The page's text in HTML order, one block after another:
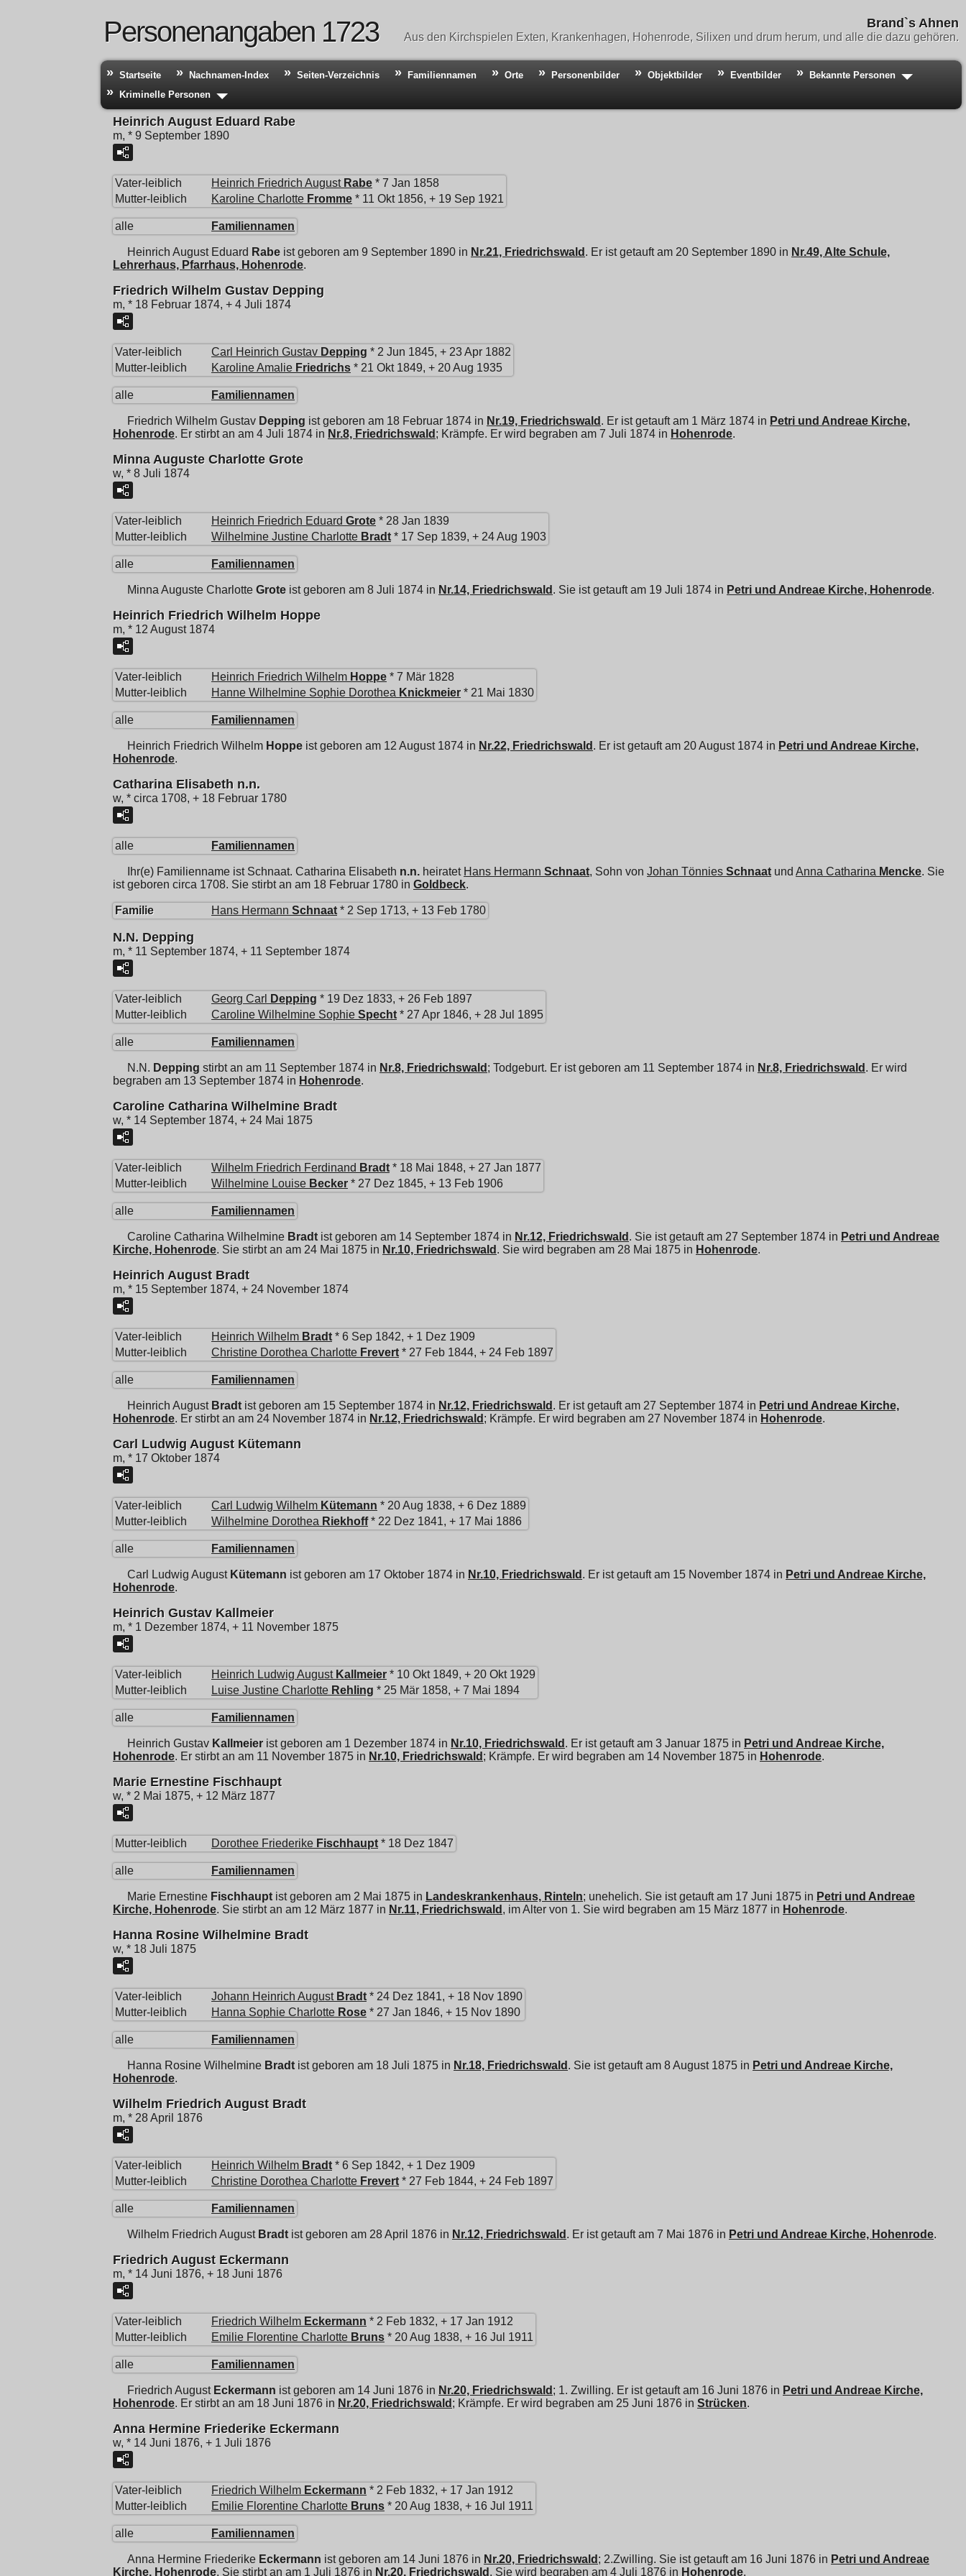
Brand`s Ahnen
Aus den Kirchspielen Exten, Krankenhagen, Hohenrode, Silixen und drum herum, und alle die dazu gehören.
Personenangaben 1723
Startseite Nachnamen-Index Seiten-Verzeichnis Familiennamen Orte Personenbilder Objektbilder Eventbilder
Bekannte Personen
Kriminelle Personen
Heinrich August Eduard Rabe
m, * 9 September 1890
Vater-leiblich Heinrich Friedrich August Rabe * 7 Jan 1858
Mutter-leiblich
Karoline Charlotte Fromme * 11 Okt 1856, + 19 Sep 1921
alle Familiennamen
Heinrich August Eduard Rabe ist geboren am 9 September 1890 in Nr.21, Friedrichswald . Er ist getauft am 20 September 1890 in Nr.49, Alte Schule,
Lehrerhaus, Pfarrhaus, Hohenrode.
Friedrich Wilhelm Gustav Depping
m, * 18 Februar 1874, + 4 Juli 1874
Vater-leiblich Carl Heinrich Gustav Depping * 2 Jun 1845, + 23 Apr 1882
Mutter-leiblich
Karoline Amalie Friedrichs * 21 Okt 1849, + 20 Aug 1935
alle Familiennamen
Friedrich Wilhelm Gustav Depping ist geboren am 18 Februar 1874 in Nr.19, Friedrichswald . Er ist getauft am 1 März 1874 in Petri und Andreae Kirche,
Hohenrode. Er stirbt an am 4 Juli 1874 in Nr.8, Friedrichswald ; Krämpfe. Er wird begraben am 7 Juli 1874 in Hohenrode.
Minna Auguste Charlotte Grote
w, * 8 Juli 1874
Vater-leiblich Heinrich Friedrich Eduard Grote * 28 Jan 1839
Mutter-leiblich
Wilhelmine Justine Charlotte Bradt * 17 Sep 1839, + 24 Aug 1903
alle Familiennamen
Minna Auguste Charlotte Grote ist geboren am 8 Juli 1874 in Nr.14, Friedrichswald . Sie ist getauft am 19 Juli 1874 in Petri und Andreae Kirche, Hohenrode.
Heinrich Friedrich Wilhelm Hoppe
m, * 12 August 1874
Vater-leiblich Heinrich Friedrich Wilhelm Hoppe * 7 Mär 1828
Mutter-leiblich
Hanne Wilhelmine Sophie Dorothea Knickmeier * 21 Mai 1830
alle Familiennamen
Heinrich Friedrich Wilhelm Hoppe ist geboren am 12 August 1874 in Nr.22, Friedrichswald . Er ist getauft am 20 August 1874 in Petri und Andreae Kirche,
Hohenrode.
Catharina Elisabeth n.n.
w, * circa 1708, + 18 Februar 1780
alle Familiennamen
Ihr(e) Familienname ist Schnaat. Catharina Elisabeth n.n. heiratet Hans Hermann Schnaat, Sohn von Johan Tönnies Schnaat und Anna Catharina Mencke. Sie
ist geboren circa 1708. Sie stirbt an am 18 Februar 1780 in Goldbeck.
Familie Hans Hermann Schnaat * 2 Sep 1713, + 13 Feb 1780
N.N. Depping
m, * 11 September 1874, + 11 September 1874
Vater-leiblich Georg Carl Depping * 19 Dez 1833, + 26 Feb 1897
Mutter-leiblich
Caroline Wilhelmine Sophie Specht * 27 Apr 1846, + 28 Jul 1895
alle Familiennamen
N.N. Depping stirbt an am 11 September 1874 in Nr.8, Friedrichswald ; Todgeburt. Er ist geboren am 11 September 1874 in Nr.8, Friedrichswald . Er wird
begraben am 13 September 1874 in Hohenrode.
Caroline Catharina Wilhelmine Bradt
w, * 14 September 1874, + 24 Mai 1875
Vater-leiblich Wilhelm Friedrich Ferdinand Bradt * 18 Mai 1848, + 27 Jan 1877
Mutter-leiblich
Wilhelmine Louise Becker * 27 Dez 1845, + 13 Feb 1906
alle Familiennamen
Caroline Catharina Wilhelmine Bradt ist geboren am 14 September 1874 in Nr.12, Friedrichswald . Sie ist getauft am 27 September 1874 in Petri und Andreae
Kirche, Hohenrode. Sie stirbt an am 24 Mai 1875 in Nr.10, Friedrichswald . Sie wird begraben am 28 Mai 1875 in Hohenrode.
Heinrich August Bradt
m, * 15 September 1874, + 24 November 1874
Vater-leiblich Heinrich Wilhelm Bradt * 6 Sep 1842, + 1 Dez 1909
Mutter-leiblich
Christine Dorothea Charlotte Frevert * 27 Feb 1844, + 24 Feb 1897
alle Familiennamen
Heinrich August Bradt ist geboren am 15 September 1874 in Nr.12, Friedrichswald . Er ist getauft am 27 September 1874 in Petri und Andreae Kirche,
Hohenrode. Er stirbt an am 24 November 1874 in Nr.12, Friedrichswald ; Krämpfe. Er wird begraben am 27 November 1874 in Hohenrode.
Carl Ludwig August Kütemann
m, * 17 Oktober 1874
Vater-leiblich Carl Ludwig Wilhelm Kütemann * 20 Aug 1838, + 6 Dez 1889
Mutter-leiblich
Wilhelmine Dorothea Riekhoff* 22 Dez 1841, + 17 Mai 1886
alle Familiennamen
Carl Ludwig August Kütemann ist geboren am 17 Oktober 1874 in Nr.10, Friedrichswald . Er ist getauft am 15 November 1874 in Petri und Andreae Kirche,
Hohenrode.
Heinrich Gustav Kallmeier
m, * 1 Dezember 1874, + 11 November 1875
Vater-leiblich Heinrich Ludwig August Kallmeier * 10 Okt 1849, + 20 Okt 1929
Mutter-leiblich
Luise Justine Charlotte Rehling * 25 Mär 1858, + 7 Mai 1894
alle Familiennamen
Heinrich Gustav Kallmeier ist geboren am 1 Dezember 1874 in Nr.10, Friedrichswald . Er ist getauft am 3 Januar 1875 in Petri und Andreae Kirche,
Hohenrode. Er stirbt an am 11 November 1875 in Nr.10, Friedrichswald ; Krämpfe. Er wird begraben am 14 November 1875 in Hohenrode.
Marie Ernestine Fischhaupt
w, * 2 Mai 1875, + 12 März 1877
Mutter-leiblich Dorothee Friederike Fischhaupt * 18 Dez 1847
alle Familiennamen
Marie Ernestine Fischhaupt ist geboren am 2 Mai 1875 in Landeskrankenhaus, Rinteln; unehelich. Sie ist getauft am 17 Juni 1875 in Petri und Andreae
Kirche, Hohenrode. Sie stirbt an am 12 März 1877 in Nr.11, Friedrichswald , im Alter von 1. Sie wird begraben am 15 März 1877 in Hohenrode.
Hanna Rosine Wilhelmine Bradt
w, * 18 Juli 1875
Vater-leiblich Johann Heinrich August Bradt * 24 Dez 1841, + 18 Nov 1890
Mutter-leiblich
Hanna Sophie Charlotte Rose * 27 Jan 1846, + 15 Nov 1890
alle Familiennamen
Hanna Rosine Wilhelmine Bradt ist geboren am 18 Juli 1875 in Nr.18, Friedrichswald . Sie ist getauft am 8 August 1875 in Petri und Andreae Kirche,
Hohenrode.
Wilhelm Friedrich August Bradt
m, * 28 April 1876
Vater-leiblich Heinrich Wilhelm Bradt * 6 Sep 1842, + 1 Dez 1909
Mutter-leiblich
Christine Dorothea Charlotte Frevert * 27 Feb 1844, + 24 Feb 1897
alle Familiennamen
Wilhelm Friedrich August Bradt ist geboren am 28 April 1876 in Nr.12, Friedrichswald . Er ist getauft am 7 Mai 1876 in Petri und Andreae Kirche, Hohenrode.
Friedrich August Eckermann
m, * 14 Juni 1876, + 18 Juni 1876
Vater-leiblich Friedrich Wilhelm Eckermann * 2 Feb 1832, + 17 Jan 1912
Mutter-leiblich
Emilie Florentine Charlotte Bruns * 20 Aug 1838, + 16 Jul 1911
alle Familiennamen
Friedrich August Eckermann ist geboren am 14 Juni 1876 in Nr.20, Friedrichswald ; 1. Zwilling. Er ist getauft am 16 Juni 1876 in Petri und Andreae Kirche,
Hohenrode. Er stirbt an am 18 Juni 1876 in Nr.20, Friedrichswald ; Krämpfe. Er wird begraben am 25 Juni 1876 in Strücken.
Anna Hermine Friederike Eckermann
w, * 14 Juni 1876, + 1 Juli 1876
Vater-leiblich Friedrich Wilhelm Eckermann * 2 Feb 1832, + 17 Jan 1912
Mutter-leiblich
Emilie Florentine Charlotte Bruns * 20 Aug 1838, + 16 Jul 1911
alle Familiennamen
Anna Hermine Friederike Eckermann ist geboren am 14 Juni 1876 in Nr.20, Friedrichswald ; 2.Zwilling. Sie ist getauft am 16 Juni 1876 in Petri und Andreae
Kirche, Hohenrode. Sie stirbt an am 1 Juli 1876 in Nr.20, Friedrichswald . Sie wird begraben am 4 Juli 1876 in Hohenrode.